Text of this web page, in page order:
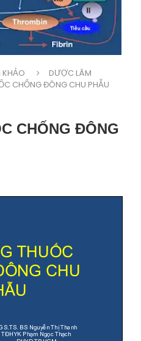
KHẢO
DƯỢC LÂM
CHỐNG ĐÔNG CHU PHẪU
CHỐNG ĐÔNG